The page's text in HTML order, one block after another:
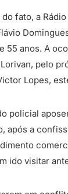
do fato, a
55 anos. A
pelo
Lopes,
policial
após a
ido visitar